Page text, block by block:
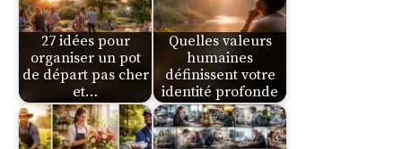
27 idées pour
organiser un pot
de départ pas cher
et…
Quelles valeurs
humaines
définissent votre
identité profonde